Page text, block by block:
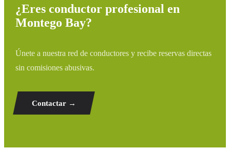
¿Eres conductor profesional en
Montego Bay?
Únete a nuestra red de conductores y recibe reservas directas
sin comisiones abusivas.
Contactar →